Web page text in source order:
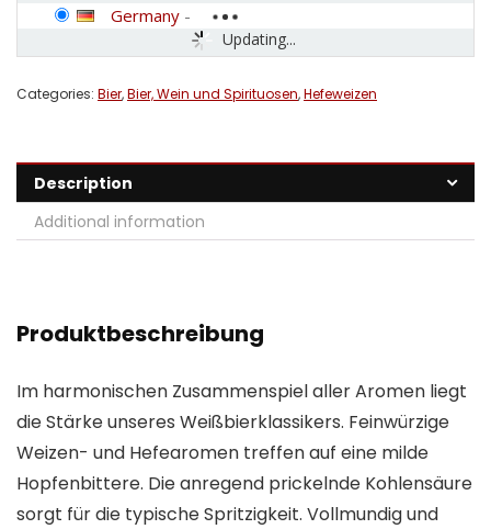
Updating...
Germany -
Categories: Bier,Bier, Wein und Spirituosen,Hefeweizen
Description
Additional information
Produktbeschreibung
Im harmonischen Zusammenspiel aller Aromen liegt
die Stärke unseres Weißbierklassikers. Feinwürzige
Weizen- und Hefearomen treffen auf eine milde
Hopfenbittere. Die anregend prickelnde Kohlensäure
sorgt für die typische Spritzigkeit. Vollmundig und